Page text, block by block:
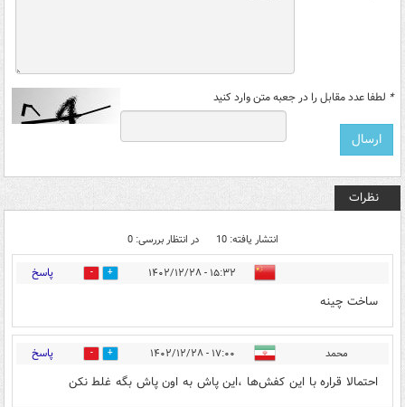
* لطفا عدد مقابل را در جعبه متن وارد کنید
نظرات
انتشار یافته: 10 در انتظار بررسی: 0
۱۵:۳۲ - ۱۴۰۲/۱۲/۲۸ 0 پاسخ
ساخت چینه
محمد ۱۷:۰۰ - ۱۴۰۲/۱۲/۲۸ 5 پاسخ
احتمالا قراره با این کفش‌ها ،این پاش به اون پاش بگه غلط نکن